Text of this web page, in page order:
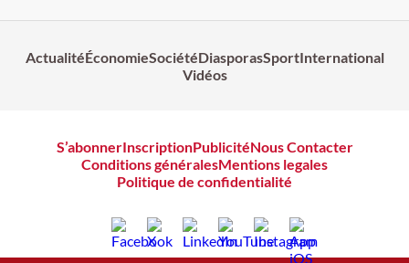
ActualitéÉconomieSociétéDiasporasSportInternational
Vidéos
S’abonnerInscriptionPublicitéNous Contacter
Conditions généralesMentions legales
Politique de confidentialité